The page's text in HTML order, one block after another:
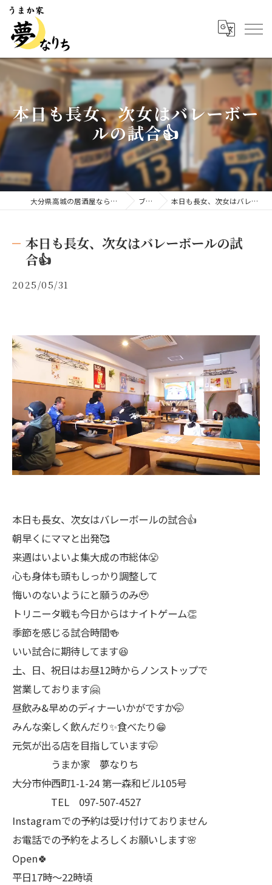
本日も長女、次女はバレーボー
ルの試合👍
大分県高城の居酒屋ならうまか家 夢なりち ブログ 本日も長女、次女はバレーボールの試合👍
本日も長女、次女はバレーボールの試
合👍
2025/05/31
本日も長女、次女はバレーボールの試合👍
朝早くにママと出発🥰
来週はいよいよ集大成の市総体😤
心も身体も頭もしっかり調整して
悔いのないようにと願うのみ🥹
トリニータ戦も今日からはナイトゲーム👏
季節を感じる試合時間🍻
いい試合に期待してます😆
土、日、祝日はお昼12時からノンストップで
営業しております🤗
昼飲み&早めのディナーいかがですか🤭
みんな楽しく飲んだり✨食べたり😁
元気が出る店を目指しています🤭
うまか家 夢なりち
大分市仲西町1-1-24 第一森和ビル105号
TEL 097-507-4527
Instagramでの予約は受け付けておりません
お電話での予約をよろしくお願いします🌸
Open🍀
平日17時～22時頃